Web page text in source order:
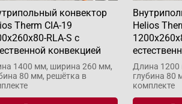
конвектор
Therm CIA-19
RLA-S с
конвекцией
1400 мм, ширина 260 мм,
80 мм, решётка в
Helios
Длина
глубина 80
комплекте